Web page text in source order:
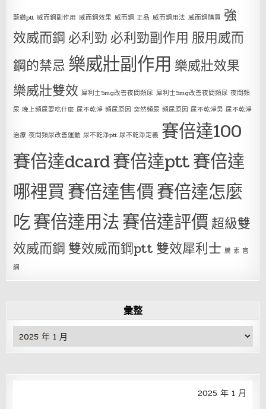
藍鑽ptt 威而鋼副作用 威而鋼效果 威而鋼 正品 威而鋼用法 威而鋼購買 強
效威而鋼 必利勁 必利勁副作用 服用威而
鋼的禁忌 樂威壯副作用 樂威壯效果
樂威壯雙效 犀利士5mg改善夜間頻尿 犀利士5mg改善夜間頻尿 夜間頻
尿 晚上頻尿要吃什麼 尿不乾淨 頻尿原因 突然頻尿 頻尿原因 尿不乾淨男 尿不乾淨
治療 夜間頻尿改善運動 尿不乾淨ptt 尿不乾淨定義 賽倍達100
賽倍達dcard賽倍達ptt賽倍達
哪裡買賽倍達售價賽倍達怎麼
吃賽倍達用法賽倍達評價超級雙
效威而鋼 雙效威而鋼ptt 雙效犀利士 騰 素 官
網
彙整
彙
整
2025 年 1 月